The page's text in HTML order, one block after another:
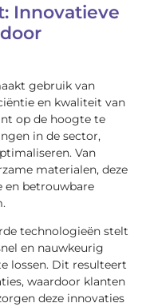
Innovatieve
gebruik van
en kwaliteit van
op de hoogte te
in de sector,
Van
materialen, deze
en betrouwbare
technologieën stelt
en nauwkeurig
lossen. Dit resulteert
waardoor klanten
deze innovaties